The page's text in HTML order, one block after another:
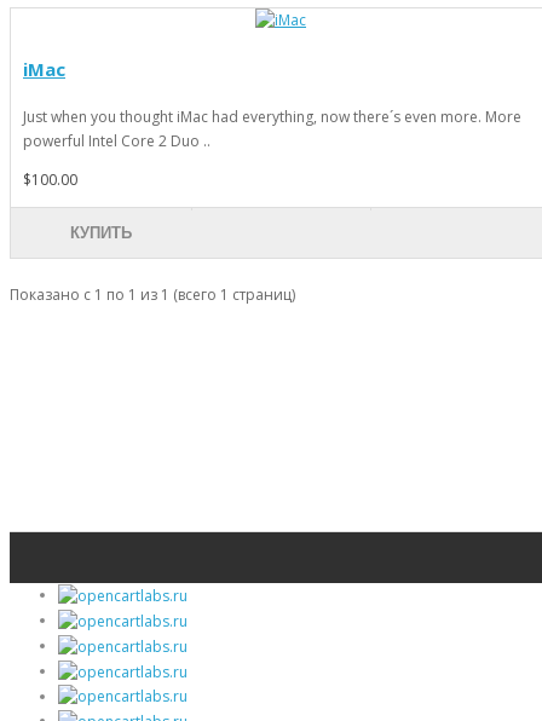
iMac
Just when you thought iMac had everything, now there´s even more. More
powerful Intel Core 2 Duo ..
$100.00
КУПИТЬ
Показано с 1 по 1 из 1 (всего 1 страниц)